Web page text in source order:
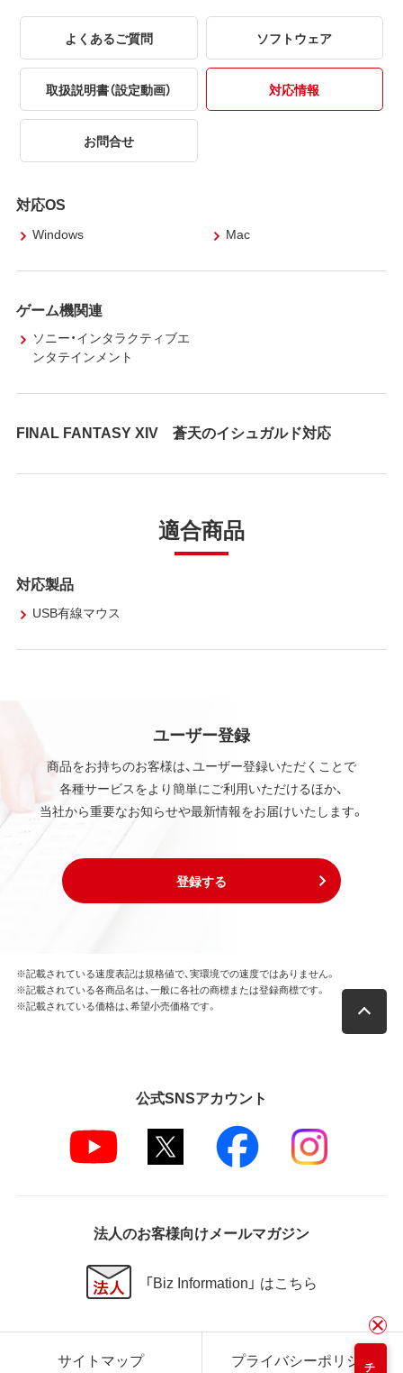
よくあるご質問 ソフトウェア
取扱説明書（設定動画） 対応情報
お問合せ
対応OS
Windows Mac
ゲーム機関連
ソニー・インタラクティブエ
ンタテインメント
FINAL FANTASY XIV 蒼天のイシュガルド対応
適合商品
対応製品
USB有線マウス
ユーザー登録
商品をお持ちのお客様は、ユーザー登録いただくことで
各種サービスをより簡単にご利用いただけるほか、
当社から重要なお知らせや最新情報をお届けいたします。
登録する
※記載されている速度表記は規格値で、実環境での速度ではありません。
※記載されている各商品名は、一般に各社の商標または登録商標です。
※記載されている価格は、希望小売価格です。
公式SNSアカウント
法人のお客様向けメールマガジン
「Biz Information」 はこちら
サイトマップ プライバシーポリシー